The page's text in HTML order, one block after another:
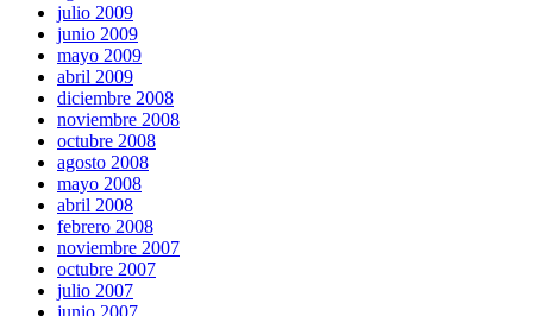
julio 2009
junio 2009
mayo 2009
abril 2009
diciembre 2008
noviembre 2008
octubre 2008
agosto 2008
mayo 2008
abril 2008
febrero 2008
noviembre 2007
octubre 2007
julio 2007
junio 2007